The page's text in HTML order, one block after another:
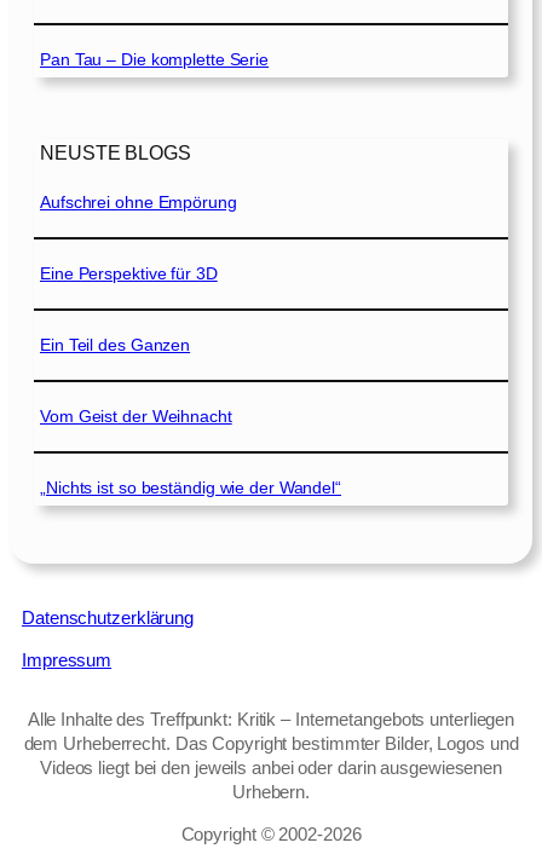
Pan Tau – Die komplette Serie
NEUSTE BLOGS
Aufschrei ohne Empörung
Eine Perspektive für 3D
Ein Teil des Ganzen
Vom Geist der Weihnacht
„Nichts ist so beständig wie der Wandel“
Datenschutzerklärung
Impressum
Alle Inhalte des Treffpunkt: Kritik – Internetangebots unterliegen
dem Urheberrecht. Das Copyright bestimmter Bilder, Logos und
Videos liegt bei den jeweils anbei oder darin ausgewiesenen
Urhebern.
Copyright © 2002‑2026